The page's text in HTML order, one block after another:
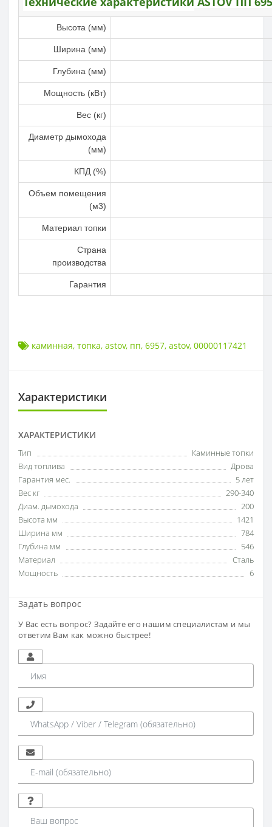
Высота (мм)
Ширина (мм)
Глубина (мм)
Мощность (кВт)
Вес (кг)
Диаметр дымохода
(мм)
КПД (%)
Объем помещения
(м3)
Материал топки
Страна
производства
Гарантия
каминная, топка, astov, пп, 6957, astov, 00000117421
Характеристики
ХАРАКТЕРИСТИКИ
Тип
Каминные топки
Вид топлива
Дрова
Гарантия мес.
5 лет
Вес кг
290-340
Диам. дымохода
200
Высота мм
1421
Ширина мм
784
Глубина мм
546
Материал
Сталь
Мощность
6
Задать вопрос
У Вас есть вопрос? Задайте его нашим специалистам и мы
ответим Вам как можно быстрее!